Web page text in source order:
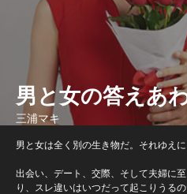
男と女の答えあ
三浦マキ
男と女は全く別の生き物だ。それゆえ
出会い、デート、交際、そして夫婦に
り、スレ違いはいつだって起こりうるの